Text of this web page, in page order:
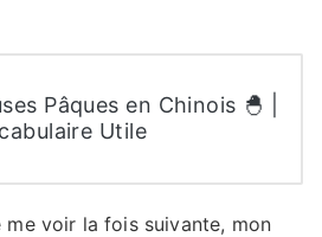
Pâques en Chinois 🐣 |
Utile
me voir la fois suivante, mon